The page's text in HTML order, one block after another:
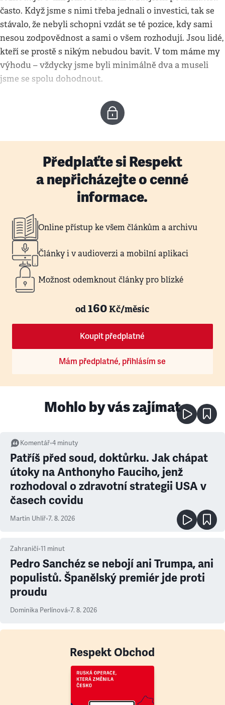
často. Když jsme s nimi třeba jednali o investici, tak se
stávalo, že nebyli schopni vzdát se té pozice, kdy sami
nesou zodpovědnost a sami o všem rozhodují. Jsou lidé,
kteří se prostě s nikým nebudou bavit. V tom máme my
výhodu – vždycky jsme byli minimálně dva a museli
jsme se spolu dohodnout.
Předplaťte si Respekt
a nepřicházejte o cenné
informace.
Online přístup ke všem článkům a archivu
Články i v audioverzi a mobilní aplikaci
Možnost odemknout články pro blízké
od160Kč/měsíc
Koupit předplatné
Mám předplatné, přihlásím se
Mohlo by vás zajímat
Komentář•4 minuty
Patříš před soud, doktůrku. Jak chápat
útoky na Anthonyho Fauciho, jenž
rozhodoval o zdravotní strategii USA v
časech covidu
Martin Uhlíř•7. 8. 2026
Zahraničí•11 minut
Pedro Sanchéz se nebojí ani Trumpa, ani
populistů. Španělský premiér jde proti
proudu
Dominika Perlínová•7. 8. 2026
Respekt Obchod